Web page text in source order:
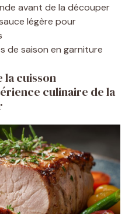
avant de la découper
légère pour
de saison en garniture
la cuisson
culinaire de la